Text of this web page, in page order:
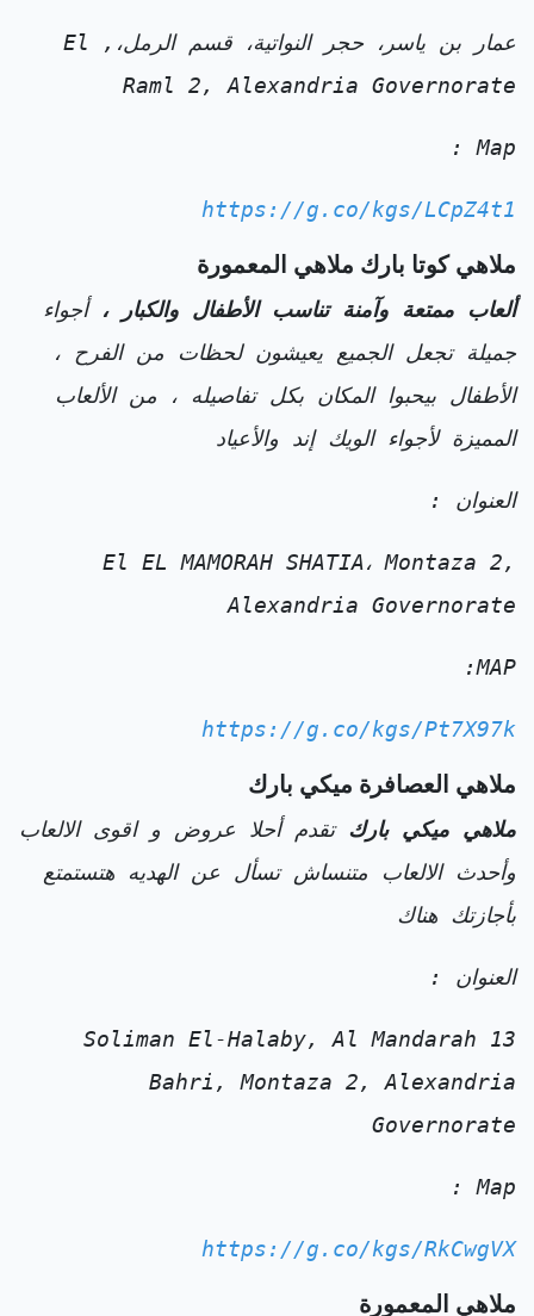
عمار بن ياسر، حجر النواتية، قسم الرمل،, El
Raml 2, Alexandria Governorate
Map :
https://g.co/kgs/LCpZ4t1
ملاهي كوتا بارك ملاهي المعمورة
ألعاب ممتعة وآمنة تناسب الأطفال والكبار ، أجواء
جميلة تجعل الجميع يعيشون لحظات من الفرح ،
الأطفال بيحبوا المكان بكل تفاصيله ، من الألعاب
المميزة لأجواء الويك إند والأعياد
العنوان :
El EL MAMORAH SHATIA، Montaza 2,
Alexandria Governorate
MAP:
https://g.co/kgs/Pt7X97k
ملاهي العصافرة ميكي بارك
ملاهي ميكي بارك تقدم أحلا عروض و اقوى الالعاب
وأحدث الالعاب متنساش تسأل عن الهديه هتستمتع
بأجازتك هناك
العنوان :
13 Soliman El-Halaby, Al Mandarah
Bahri, Montaza 2, Alexandria
Governorate
Map :
https://g.co/kgs/RkCwgVX
ملاهي المعمورة